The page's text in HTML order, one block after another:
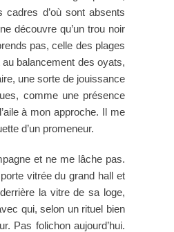
cadres d’où sont absents
découvre qu’un trou noir
pas, celle des plages
balancement des oyats,
une sorte de jouissance
comme une présence
à mon approche. Il me
d’un promeneur.
et ne me lâche pas.
vitrée du grand hall et
la vitre de sa loge,
qui, selon un rituel bien
Pas folichon aujourd’hui.